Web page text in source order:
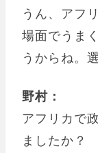
うん、アフ
場面でうま
うからね。
野村：
アフリカで
ましたか？